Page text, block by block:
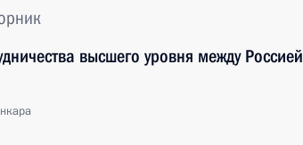
высшего уровня между Россией